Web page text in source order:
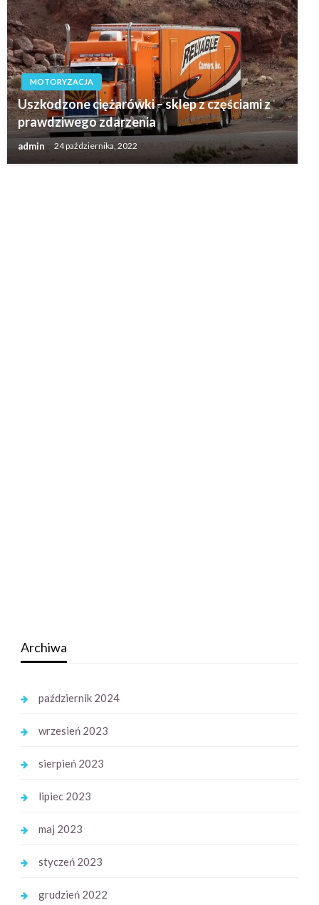
MOTORYZACJA
Uszkodzone ciężarówki – sklep z częściami z
prawdziwego zdarzenia
admin 24 października, 2022
Archiwa
październik 2024
wrzesień 2023
sierpień 2023
lipiec 2023
maj 2023
styczeń 2023
grudzień 2022